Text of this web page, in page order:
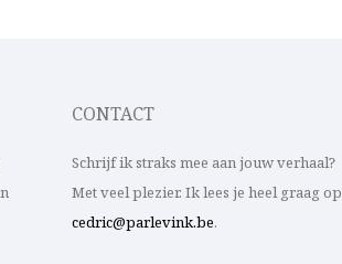
CONTACT
Schrijf ik straks mee aan jouw verhaal?
Met veel plezier. Ik lees je heel graag op
cedric@parlevink.be.